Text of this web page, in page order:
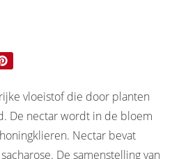
vloeistof die door planten
De nectar wordt in de bloem
Nectar bevat
De samenstelling van